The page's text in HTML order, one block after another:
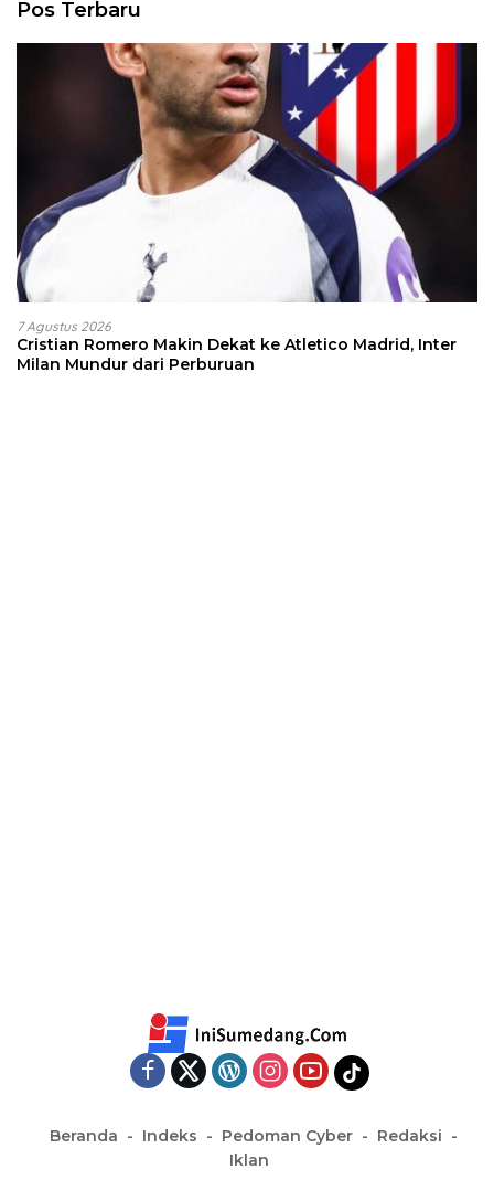
Pos Terbaru
7 Agustus 2026
Cristian Romero Makin Dekat ke Atletico Madrid, Inter
Milan Mundur dari Perburuan
Beranda Indeks Pedoman Cyber
Redaksi
Iklan